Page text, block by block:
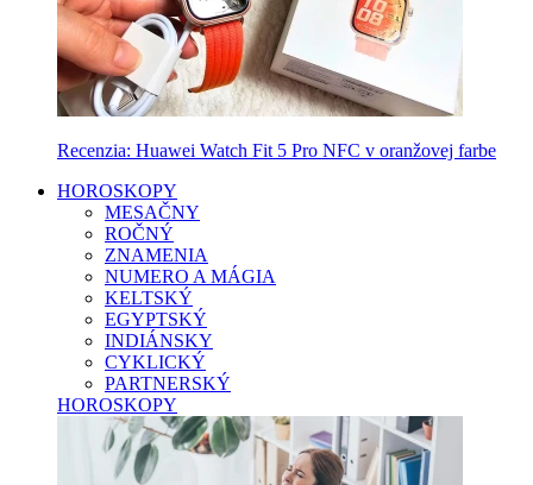
Recenzia: Huawei Watch Fit 5 Pro NFC v oranžovej farbe
HOROSKOPY
MESAČNY
ROČNÝ
ZNAMENIA
NUMERO A MÁGIA
KELTSKÝ
EGYPTSKÝ
INDIÁNSKY
CYKLICKÝ
PARTNERSKÝ
HOROSKOPY